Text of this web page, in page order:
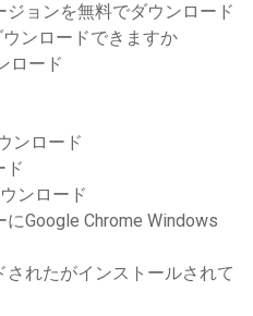
ジョンを無料でダウンロード
ンロードできますか
ロード
ンロード
ド
ンロード
Google Chrome Windows
れたがインストールされて